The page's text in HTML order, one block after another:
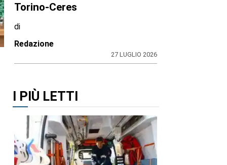
Torino-Ceres
di
Redazione
27 LUGLIO 2026
I PIÙ LETTI